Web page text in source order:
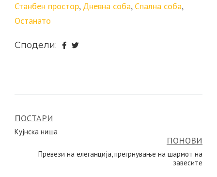
Станбен простор, Дневна соба, Спална соба,
Останато
Сподели:
Навигација
на
напис
ПОСТАРИ
Кујнска ниша
ПОНОВИ
Превези на елеганција, прегрнување на шармот на
завесите